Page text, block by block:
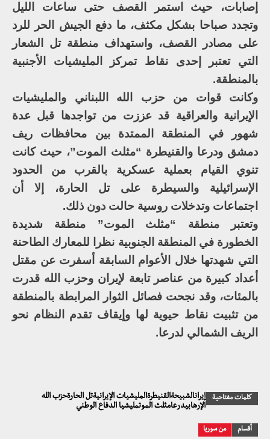
إصابات، حيث استمر القصف حتى ساعات الليل
وتجدد صباحا بشكل مكثف، ما دفع الجيش الحر للرد
على مصادر القصف، واستهداف منطقة تل الشعار
التي تعتبر إحدى نقاط تمركز المليشيات الأجنبية
بالمنطقة.
وكانت قوات من حزب الله اللبناني والمليشيات
الإيرانية والعراقية قد عززت من تواجدها قبل عدة
شهور في المنطقة الممتدة بين محافظات ريف
دمشق ودرعا والقنيطرة “مثلث الموت”، حيث كانت
تنوي القيام بعملية عسكرية بالقرب من الحدود
الإسرائيلية والسيطرة على تل الحارة، إلا أن
اجتماعات وتدخلات روسية حالت دون ذلك.
وتعتبر منطقة “مثلث الموت” منطقة شديدة
الخطورة في المنطقة الجنوبية نظرا للمعارك الطاحنة
التي شهدتها خلال الأعوام السابقة أسفرت عن مقتل
أعداد كبيرة من عناصر تابعة لإيران وحزب الله قدرت
بالمئات، وقد نجحت فصائل الثوار المرابطة بالمنطقة
من تثبيت نقاط حيوية لها وإيقاف تقدم النظام نحو
الريف الشمالي لدرعا.
كلمات مفتاحية
إيرانالشبيحةالقنيطرةالمليشيات الإيرانيةتل الحارةحزب الله
الإرهابيدرعامثلث الموتمليشيا الدفاع الوطني
أقسام من سوريا